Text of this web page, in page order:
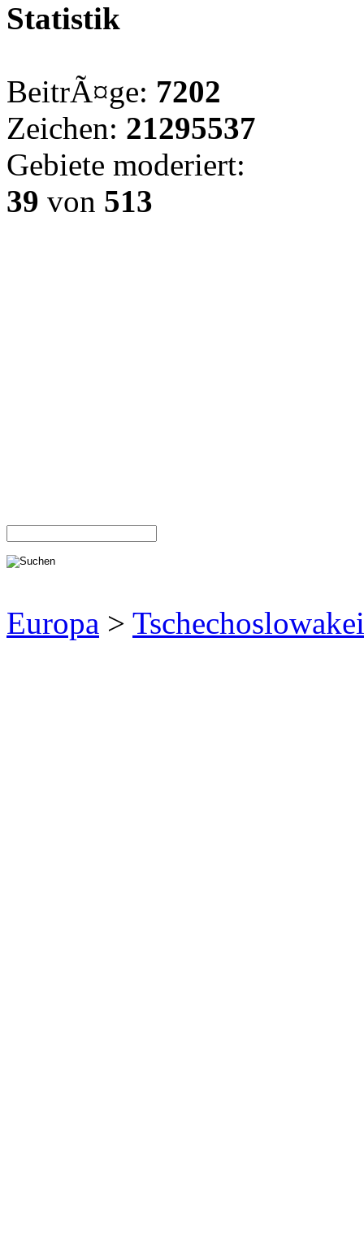
Statistik
BeitrÃ¤ge: 7202
Zeichen: 21295537
Gebiete moderiert:
39 von 513
Europa > Tschechoslowakei